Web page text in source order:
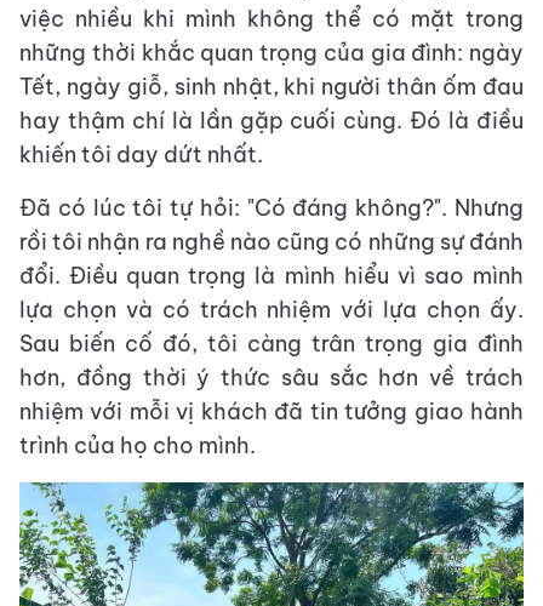
việc nhiều khi mình không thể có mặt trong
những thời khắc quan trọng của gia đình: ngày
Tết, ngày giỗ, sinh nhật, khi người thân ốm đau
hay thậm chí là lần gặp cuối cùng. Đó là điều
khiến tôi day dứt nhất.
Đã có lúc tôi tự hỏi: "Có đáng không?". Nhưng
rồi tôi nhận ra nghề nào cũng có những sự đánh
đổi. Điều quan trọng là mình hiểu vì sao mình
lựa chọn và có trách nhiệm với lựa chọn ấy.
Sau biến cố đó, tôi càng trân trọng gia đình
hơn, đồng thời ý thức sâu sắc hơn về trách
nhiệm với mỗi vị khách đã tin tưởng giao hành
trình của họ cho mình.